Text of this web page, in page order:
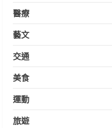
醫療
藝文
交通
美食
運動
旅遊